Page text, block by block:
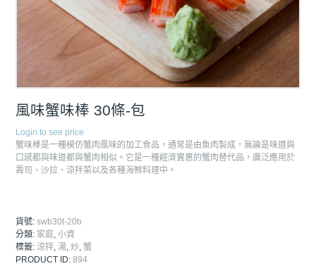
風味蟹味棒 30條-包
Login to see price
蟹味棒是一種模仿蟹肉風味的加工食品，通常是由魚肉製成，無論是味道與
口感都與味道都與蟹肉相似。它是一種經濟實惠的蟹肉替代品，廣泛應用於
壽司、沙拉、涼拌菜以及各種海鮮料理中。
貨號:swb30t-20b
分類: 家庭,小資
標籤: 涼拌,湯,炒,蟹
PRODUCT ID:894